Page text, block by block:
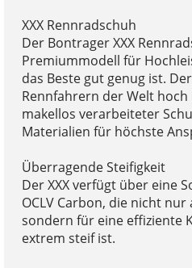
XXX Rennradschuh
Der Bontrager XXX
Premiummodell für
das Beste gut genug ist.
Rennfahrern der Welt
makellos verarbeiteter
Materialien für höchste
Überragende Steifigkeit
Der XXX verfügt über eine
OCLV Carbon, die nicht
sondern für eine effiziente
extrem steif ist.